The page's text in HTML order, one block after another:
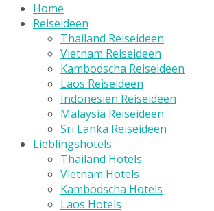
Home
Reiseideen
Thailand Reiseideen
Vietnam Reiseideen
Kambodscha Reiseideen
Laos Reiseideen
Indonesien Reiseideen
Malaysia Reiseideen
Sri Lanka Reiseideen
Lieblingshotels
Thailand Hotels
Vietnam Hotels
Kambodscha Hotels
Laos Hotels